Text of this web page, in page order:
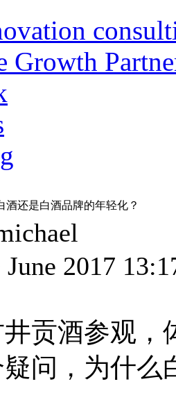
Growth
还是白酒品牌的年轻化？
June 2017
贡酒参观，
问，为什